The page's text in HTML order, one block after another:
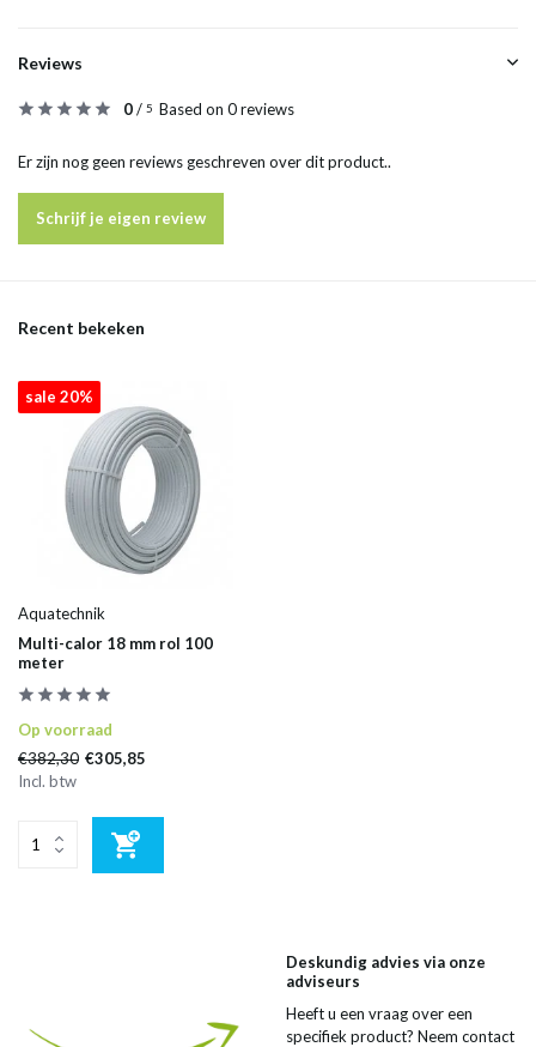
Reviews
0/ 5 Based on 0 reviews
Er zijn nog geen reviews geschreven over dit product..
Schrijf je eigen review
Recent bekeken
sale 20%
Aquatechnik
Multi-calor 18 mm rol 100
meter
Op voorraad
€382,30 €305,85
Incl. btw
Deskundig advies via onze
adviseurs
Heeft u een vraag over een
specifiek product? Neem contact